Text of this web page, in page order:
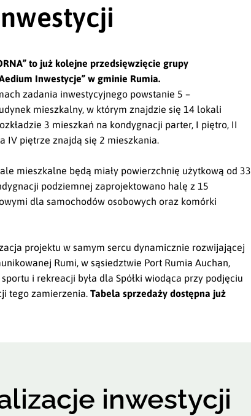
to już kolejne przedsięwzięcie grupy
Inwestycje” w gminie Rumia.
zadania inwestycyjnego powstanie 5 –
mieszkalny, w którym znajdzie się 14 lokali
3 mieszkań na kondygnacji parter, I piętro, II
IV piętrze znajdą się 2 mieszkania.
mieszkalne będą miały powierzchnię użytkową od 33
podziemnej zaprojektowano halę z 15
dla samochodów osobowych oraz komórki
projektu w samym sercu dynamicznie rozwijającej
Rumi, w sąsiedztwie Port Rumia Auchan,
i rekreacji była dla Spółki wiodąca przy podjęciu
tego zamierzenia. Tabela sprzedaży dostępna już
inwestycji